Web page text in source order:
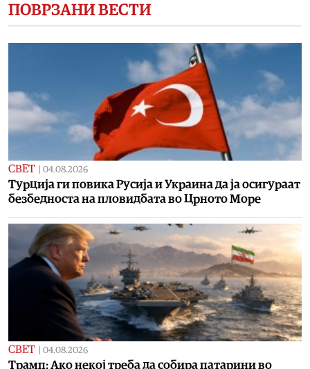
ПОВРЗАНИ ВЕСТИ
СВЕТ 04.08.2026
Турција ги повика Русија и Украина да ја осигураат
безбедноста на пловидбата во Црното Море
СВЕТ 04.08.2026
Tрамп: Ако некој треба да собира патарини во